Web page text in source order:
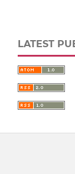
LATEST